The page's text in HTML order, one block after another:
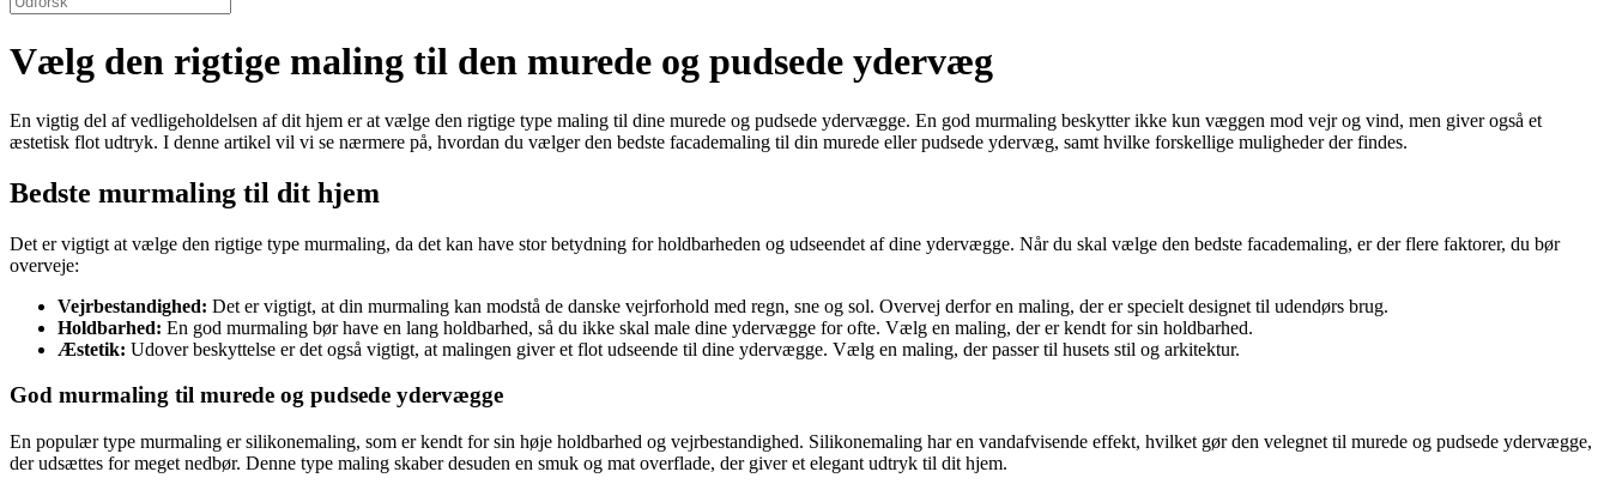
Vælg den rigtige maling til den murede og pudsede ydervæg
En vigtig del af vedligeholdelsen af dit hjem er at vælge den rigtige type maling til dine murede og pudsede ydervægge. En god murmaling beskytter ikke kun væggen mod vejr og vind, men giver også et
æstetisk flot udtryk. I denne artikel vil vi se nærmere på, hvordan du vælger den bedste facademaling til din murede eller pudsede ydervæg, samt hvilke forskellige muligheder der findes.
Bedste murmaling til dit hjem
Det er vigtigt at vælge den rigtige type murmaling, da det kan have stor betydning for holdbarheden og udseendet af dine ydervægge. Når du skal vælge den bedste facademaling, er der flere faktorer, du bør
overveje:
Vejrbestandighed: Det er vigtigt, at din murmaling kan modstå de danske vejrforhold med regn, sne og sol. Overvej derfor en maling, der er specielt designet til udendørs brug.
Holdbarhed: En god murmaling bør have en lang holdbarhed, så du ikke skal male dine ydervægge for ofte. Vælg en maling, der er kendt for sin holdbarhed.
Æstetik: Udover beskyttelse er det også vigtigt, at malingen giver et flot udseende til dine ydervægge. Vælg en maling, der passer til husets stil og arkitektur.
God murmaling til murede og pudsede ydervægge
En populær type murmaling er silikonemaling, som er kendt for sin høje holdbarhed og vejrbestandighed. Silikonemaling har en vandafvisende effekt, hvilket gør den velegnet til murede og pudsede ydervægge,
der udsættes for meget nedbør. Denne type maling skaber desuden en smuk og mat overflade, der giver et elegant udtryk til dit hjem.